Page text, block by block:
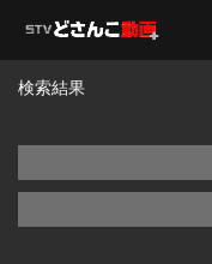
検索結果